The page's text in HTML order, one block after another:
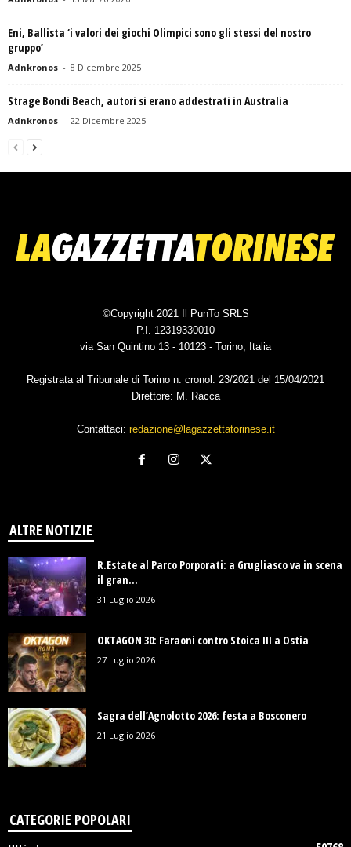
Eni, Ballista ‘i valori dei giochi Olimpici sono gli stessi del nostro
gruppo’
Adnkronos - 8 Dicembre 2025
Strage Bondi Beach, autori si erano addestrati in Australia
Adnkronos - 22 Dicembre 2025
©Copyright 2021 Il PunTo SRLS
P.I. 12319330010
via San Quintino 13 - 10123 - Torino, Italia
Registrata al Tribunale di Torino n. cronol. 23/2021 del 15/04/2021
Direttore: M. Racca
Contattaci: redazione@lagazzettatorinese.it
ALTRE NOTIZIE
R.Estate al Parco Porporati: a Grugliasco va in scena
il gran...
31 Luglio 2026
OKTAGON 30: Faraoni contro Stoica III a Ostia
27 Luglio 2026
Sagra dell’Agnolotto 2026: festa a Bosconero
21 Luglio 2026
CATEGORIE POPOLARI